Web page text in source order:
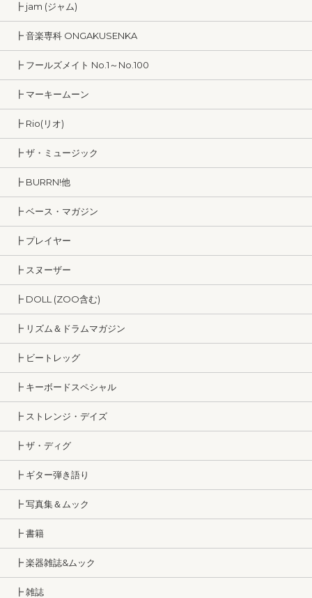
┣ jam (ジャム)
┣ 音楽専科 ONGAKUSENKA
┣ フールズメイト No.1～No.100
┣ マーキームーン
┣ Rio(リオ)
┣ ザ・ミュージック
┣ BURRN!他
┣ ベース・マガジン
┣ プレイヤー
┣ スヌーザー
┣ DOLL (ZOO含む)
┣ リズム＆ドラムマガジン
┣ ビートレッグ
┣ キーボードスペシャル
┣ ストレンジ・デイズ
┣ ザ・ディグ
┣ ギター弾き語り
┣ 写真集＆ムック
┣ 書籍
┣ 楽器雑誌&ムック
┣ 雑誌